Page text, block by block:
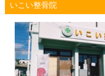
いこい整骨院